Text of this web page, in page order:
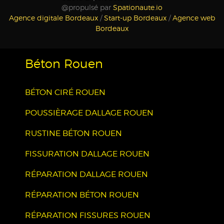
@propulsé par Spationaute.io
Agence digitale Bordeaux /Start-up Bordeaux /Agence web
Bordeaux
Béton Rouen
BÉTON CIRÉ ROUEN
POUSSIÈRAGE DALLAGE ROUEN
RUSTINE BÉTON ROUEN
FISSURATION DALLAGE ROUEN
RÉPARATION DALLAGE ROUEN
RÉPARATION BÉTON ROUEN
RÉPARATION FISSURES ROUEN